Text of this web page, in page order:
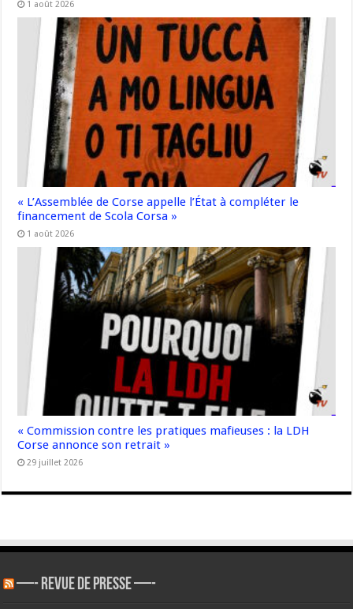
1 août 2026
« L’Assemblée de Corse appelle l’État à compléter le
financement de Scola Corsa »
1 août 2026
« Commission contre les pratiques mafieuses : la LDH
Corse annonce son retrait »
29 juillet 2026
—- REVUE DE PRESSE —-